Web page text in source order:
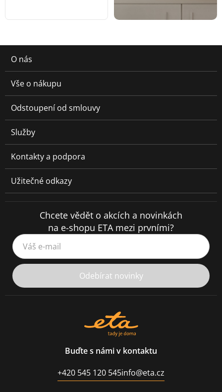
O nás
Vše o nákupu
Odstoupení od smlouvy
Služby
Kontakty a podpora
Užitečné odkazy
Chcete vědět o akcích a novinkách
na e-shopu ETA mezi prvními?
Váš e-mail
Odebírat novinky
Buďte s námi v kontaktu
+420 545 120 545info@eta.cz